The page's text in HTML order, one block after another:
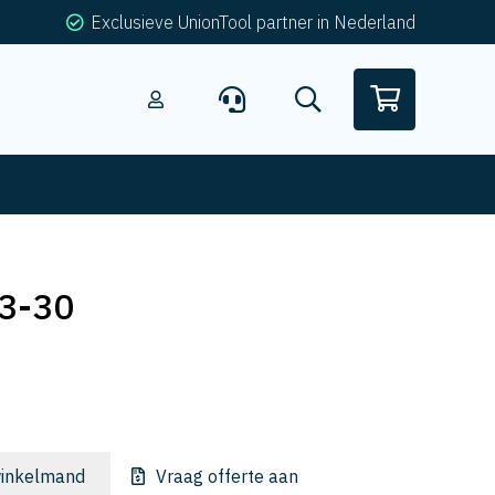
Exclusieve UnionTool partner in Nederland
30
Vraag offerte aan